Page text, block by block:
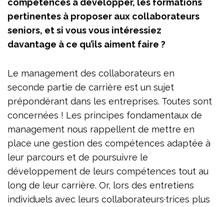
compétences à développer, les formations
pertinentes à proposer aux collaborateurs
seniors, et si vous vous intéressiez
davantage à ce qu’ils aiment faire ?
Le management des collaborateurs en
seconde partie de carrière est un sujet
prépondérant dans les entreprises. Toutes sont
concernées ! Les principes fondamentaux de
management nous rappellent de mettre en
place une gestion des compétences adaptée à
leur parcours et de poursuivre le
développement de leurs compétences tout au
long de leur carrière. Or, lors des entretiens
individuels avec leurs collaborateurs·trices plus